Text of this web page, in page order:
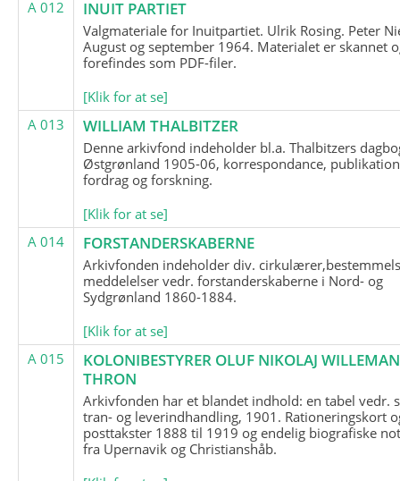
A 012
INUIT PARTIET
Valgmateriale for Inuitpartiet. Ulrik Rosing. Peter
August og september 1964. Materialet er skannet
forefindes som PDF-filer.
[Klik for at se]
A 013
WILLIAM THALBITZER
Denne arkivfond indeholder bl.a. Thalbitzers
Østgrønland 1905-06, korrespondance,
fordrag og forskning.
[Klik for at se]
A 014
FORSTANDERSKABERNE
Arkivfonden indeholder div.
meddelelser vedr. forstanderskaberne i Nord- og
Sydgrønland 1860-1884.
[Klik for at se]
A 015
KOLONIBESTYRER OLUF NIKOLAJ
THRON
Arkivfonden har et blandet indhold: en tabel vedr.
tran- og leverindhandling, 1901. Rationeringskort
posttakster 1888 til 1919 og endelig biografiske
fra Upernavik og Christianshåb.